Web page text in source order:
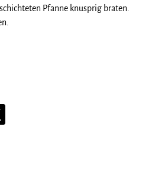
Pfanne knusprig braten.